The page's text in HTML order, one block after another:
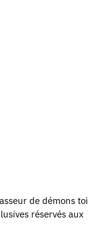
de démons toi
réservés aux